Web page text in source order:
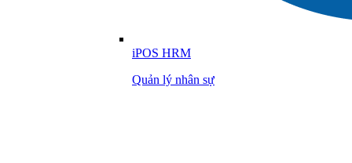
iPOS HRM
Quản lý nhân sự